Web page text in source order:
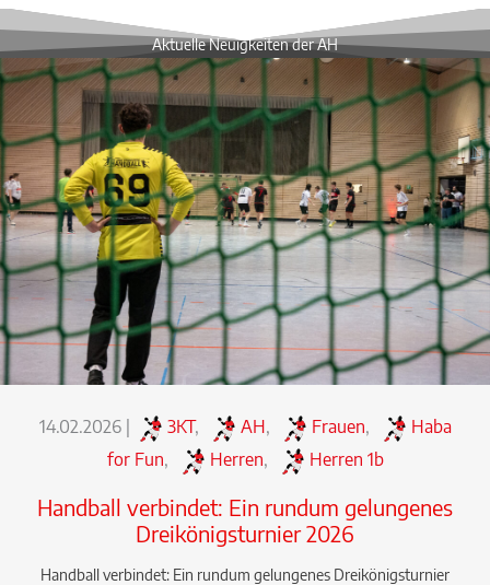
Aktuelle Neuigkeiten der AH
14.02.2026 | 3KT, AH, Frauen,
Haba
for Fun, Herren, Herren 1b
Handball verbindet: Ein rundum gelungenes
Dreikönigsturnier 2026
Handball verbindet: Ein rundum gelungenes Dreikönigsturnier